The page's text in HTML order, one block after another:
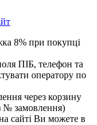
8% при покупці
ПІБ, телефон та
оператору по
через корзину
№ замовлення)
сайті Ви можете в